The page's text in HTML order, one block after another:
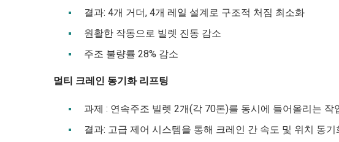
결과: 4개 거더, 4개 레일 설계로 구조적 처짐 최소화
원활한 작동으로 빌렛 진동 감소
주조 불량률 28% 감소
멀티 크레인 동기화 리프팅
과제 : 연속주조 빌렛 2개(각 70톤)를 동시에 들어올리는 작
결과: 고급 제어 시스템을 통해 크레인 간 속도 및 위치 동